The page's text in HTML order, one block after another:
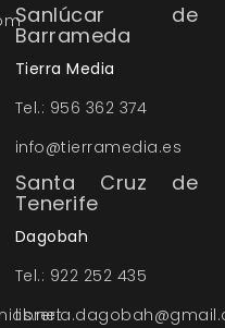
Sanlúcar de
Barrameda
Tierra Media
Tel.: 956 362 374
info@tierramedia.es
Santa Cruz de
Tenerife
Dagobah
Tel.: 922 252 435